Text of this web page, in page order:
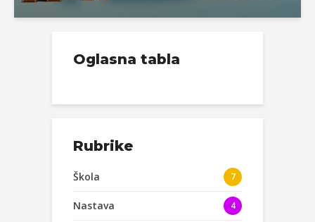
Oglasna tabla
Rubrike
Škola 7
Nastava 4